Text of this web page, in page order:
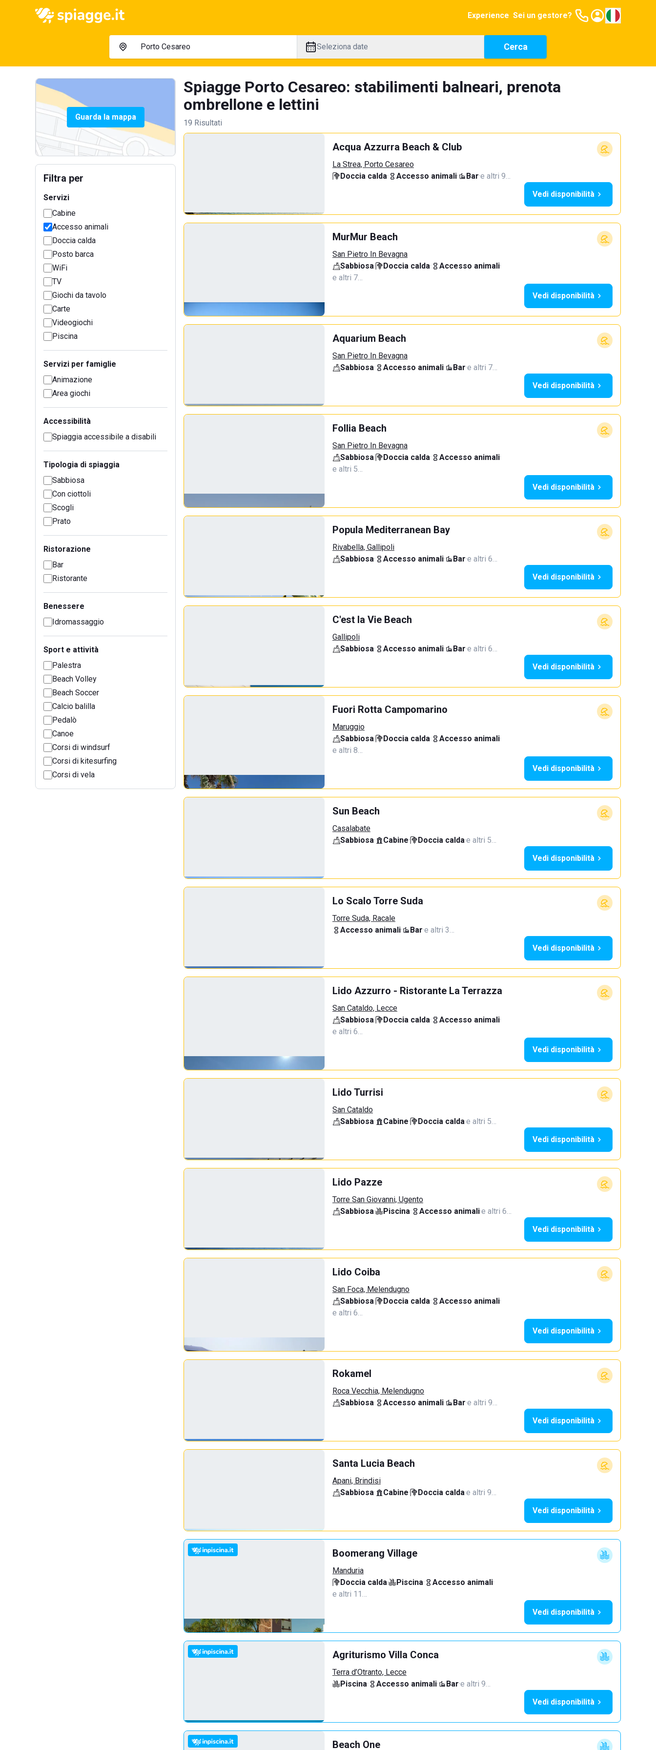
Experience Sei un gestore?
Seleziona date Cerca
Guarda la mappa
Filtra per
Servizi
Cabine
Accesso animali
Doccia calda
Posto barca
WiFi
TV
Giochi da tavolo
Carte
Videogiochi
Piscina
Servizi per famiglie
Animazione
Area giochi
Accessibilità
Spiaggia accessibile a disabili
Tipologia di spiaggia
Sabbiosa
Con ciottoli
Scogli
Prato
Ristorazione
Bar
Ristorante
Benessere
Idromassaggio
Sport e attività
Palestra
Beach Volley
Beach Soccer
Calcio balilla
Pedalò
Canoe
Corsi di windsurf
Corsi di kitesurfing
Corsi di vela
Spiagge Porto Cesareo: stabilimenti balneari, prenota
ombrellone e lettini
19 Risultati
Acqua Azzurra Beach & Club
La Strea, Porto Cesareo
Doccia calda· Accesso animali· Bar·e altri 9…
Vedi disponibilità
MurMur Beach
San Pietro In Bevagna
Sabbiosa· Doccia calda· Accesso animali·
e altri 7…
Vedi disponibilità
Aquarium Beach
San Pietro In Bevagna
Sabbiosa· Accesso animali· Bar·e altri 7…
Vedi disponibilità
Follia Beach
San Pietro In Bevagna
Sabbiosa· Doccia calda· Accesso animali·
e altri 5…
Vedi disponibilità
Popula Mediterranean Bay
Rivabella, Gallipoli
Sabbiosa· Accesso animali· Bar·e altri 6…
Vedi disponibilità
C'est la Vie Beach
Gallipoli
Sabbiosa· Accesso animali· Bar·e altri 6…
Vedi disponibilità
Fuori Rotta Campomarino
Maruggio
Sabbiosa· Doccia calda· Accesso animali·
e altri 8…
Vedi disponibilità
Sun Beach
Casalabate
Sabbiosa· Cabine· Doccia calda·e altri 5…
Vedi disponibilità
Lo Scalo Torre Suda
Torre Suda, Racale
Accesso animali· Bar·e altri 3…
Vedi disponibilità
Lido Azzurro - Ristorante La Terrazza
San Cataldo, Lecce
Sabbiosa· Doccia calda· Accesso animali·
e altri 6…
Vedi disponibilità
Lido Turrisi
San Cataldo
Sabbiosa· Cabine· Doccia calda·e altri 5…
Vedi disponibilità
Lido Pazze
Torre San Giovanni, Ugento
Sabbiosa· Piscina· Accesso animali·e altri 6…
Vedi disponibilità
Lido Coiba
San Foca, Melendugno
Sabbiosa· Doccia calda· Accesso animali·
e altri 6…
Vedi disponibilità
Rokamel
Roca Vecchia, Melendugno
Sabbiosa· Accesso animali· Bar·e altri 9…
Vedi disponibilità
Santa Lucia Beach
Apani, Brindisi
Sabbiosa· Cabine· Doccia calda·e altri 9…
Vedi disponibilità
Boomerang Village
Manduria
Doccia calda· Piscina· Accesso animali·
e altri 11…
Vedi disponibilità
Agriturismo Villa Conca
Terra d’Otranto, Lecce
Piscina· Accesso animali· Bar·e altri 9…
Vedi disponibilità
Beach One